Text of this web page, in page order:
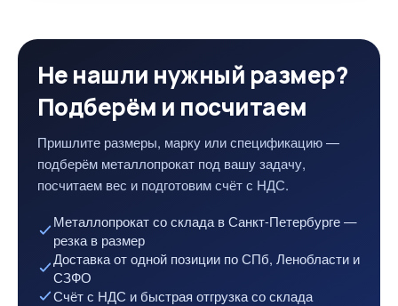
Не нашли нужный размер?
Подберём и посчитаем
Пришлите размеры, марку или спецификацию —
подберём металлопрокат под вашу задачу,
посчитаем вес и подготовим счёт с НДС.
Металлопрокат со склада в Санкт-Петербурге —
резка в размер
Доставка от одной позиции по СПб, Ленобласти и
СЗФО
Счёт с НДС и быстрая отгрузка со склада